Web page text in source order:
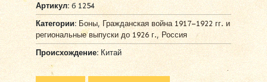
Артикул:б 1254
Категории: Боны,Гражданская война 1917–1922 гг. и
региональные выпуски до 1926 г.,Россия
Происхождение:Китай